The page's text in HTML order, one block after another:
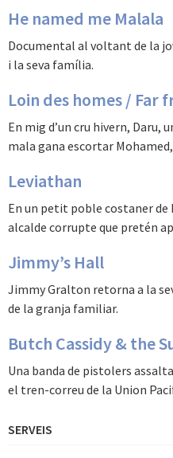
He named me Malala
Documental al voltant de la
i la seva família.
Loin des homes / Far
En mig d’un cru hivern, Daru,
mala gana escortar
Leviathan
En un petit poble costaner de
alcalde corrupte que pretén
Jimmy’s Hall
Jimmy Gralton retorna a la
de la granja familiar.
Butch Cassidy & the
Una banda de pistolers
el tren-correu de la Union
SERVEIS